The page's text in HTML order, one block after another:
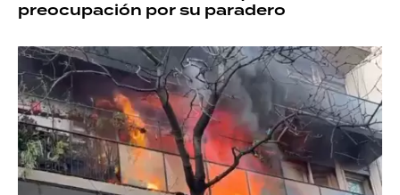
preocupación por su paradero